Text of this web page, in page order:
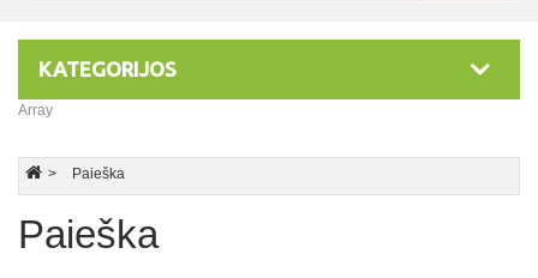
KATEGORIJOS
Array
Paieška
Paieška